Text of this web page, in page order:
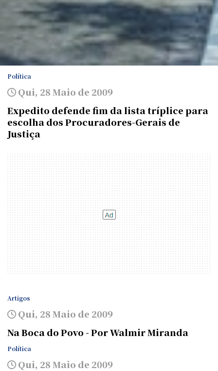
Política
Qui, 28 Maio de 2009
Expedito defende fim da lista tríplice para
escolha dos Procuradores-Gerais de
Justiça
Artigos
Qui, 28 Maio de 2009
Na Boca do Povo - Por Walmir Miranda
Política
Qui, 28 Maio de 2009